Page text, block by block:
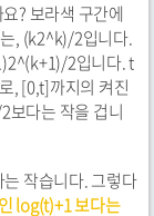
? 보라색 구간에
, (k2^k)/2입니다.
2입니다. t
, [0,t]까지의 켜진
보다는 작을 겁니
작습니다. 그렇다
log(t)+1 보다는